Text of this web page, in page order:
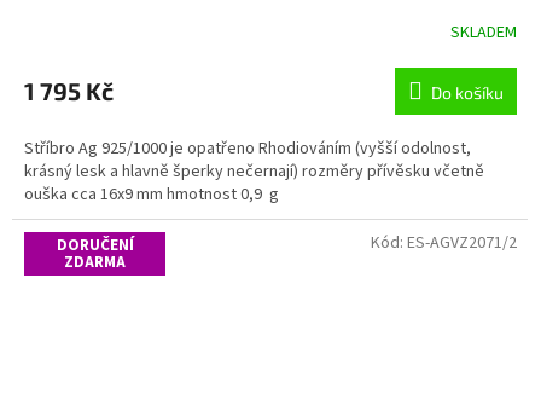
R
M
A
SKLADEM
1 795 Kč Do košíku
Stříbro Ag 925/1000 je opatřeno Rhodiováním (vyšší odolnost,
krásný lesk a hlavně šperky nečernají) rozměry přívěsku včetně
ouška cca 16x9 mm hmotnost 0,9 g
DORUČENÍ
ZDARMA
Kód: ES-AGVZ2071/2